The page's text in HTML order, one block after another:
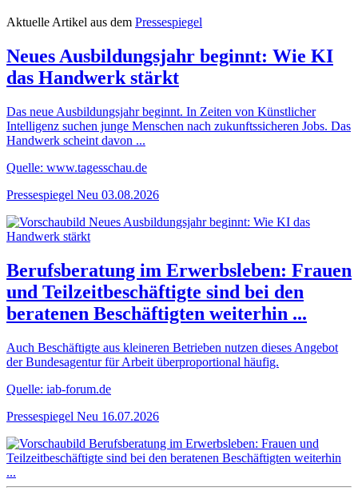
Aktuelle Artikel aus dem Pressespiegel
Neues Ausbildungsjahr beginnt: Wie KI
das Handwerk stärkt
Das neue Ausbildungsjahr beginnt. In Zeiten von Künstlicher
Intelligenz suchen junge Menschen nach zukunftssicheren Jobs. Das
Handwerk scheint davon ...
Quelle: www.tagesschau.de
Pressespiegel Neu 03.08.2026
Berufsberatung im Erwerbsleben: Frauen
und Teilzeitbeschäftigte sind bei den
beratenen Beschäftigten weiterhin ...
Auch Beschäftigte aus kleineren Betrieben nutzen dieses Angebot
der Bundesagentur für Arbeit überproportional häufig.
Quelle: iab-forum.de
Pressespiegel Neu 16.07.2026